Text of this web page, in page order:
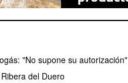
"No supone su autorización"
del Duero